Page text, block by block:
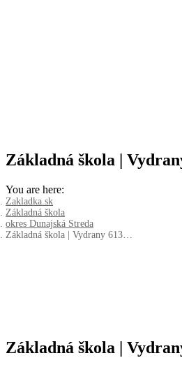
Základná škola |
You are here:
Zakladka.sk
Základná škola
okres Dunajská Streda
Základná škola | Vydrany 613…
Základná škola |